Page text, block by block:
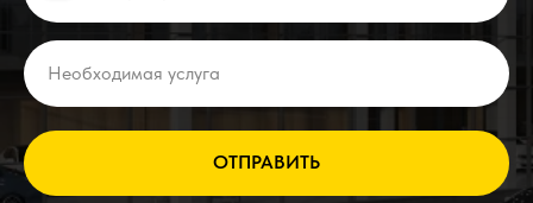
ОТПРАВИТЬ